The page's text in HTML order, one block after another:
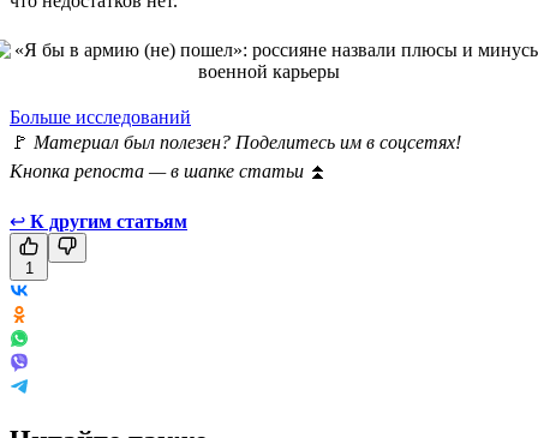
Больше исследований
🚩 Материал был полезен? Поделитесь им в соцсетях!
Кнопка репоста — в шапке статьи ⏫
↩ К другим статьям
1